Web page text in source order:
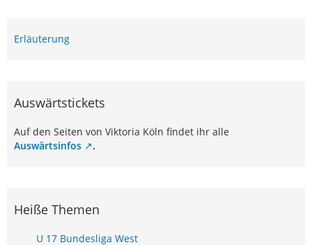
Erläuterung
Auswärtstickets
Auf den Seiten von Viktoria Köln findet ihr alle
Auswärtsinfos
.
Heiße Themen
U 17 Bundesliga West